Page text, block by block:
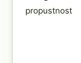
propustnost